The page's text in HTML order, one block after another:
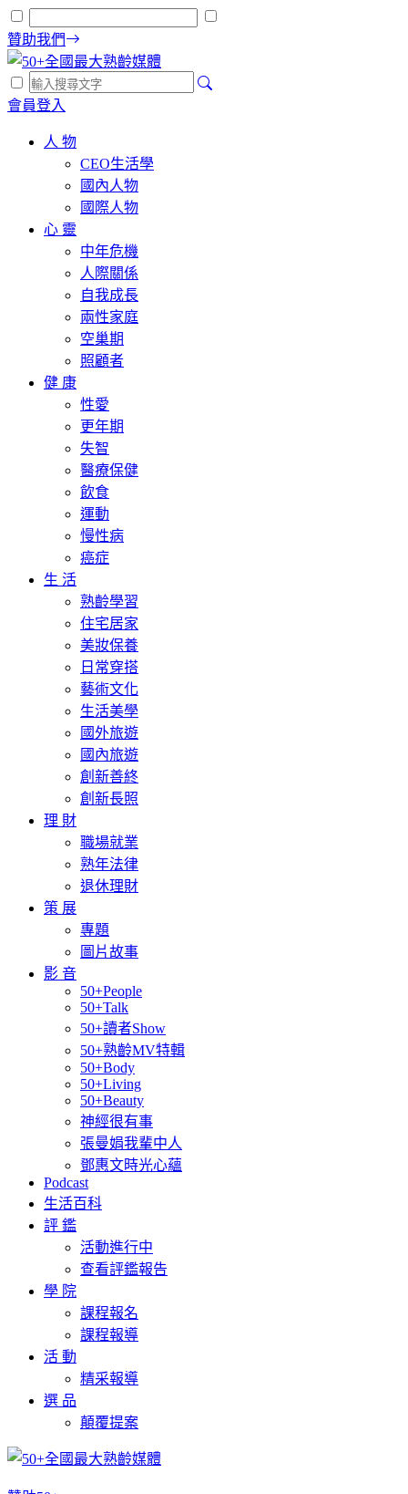
贊助我們
會員登入
人 物
CEO生活學
國內人物
國際人物
心 靈
中年危機
人際關係
自我成長
兩性家庭
空巢期
照顧者
健 康
性愛
更年期
失智
醫療保健
飲食
運動
慢性病
癌症
生 活
熟齡學習
住宅居家
美妝保養
日常穿搭
藝術文化
生活美學
國外旅遊
國內旅遊
創新善終
創新長照
理 財
職場就業
熟年法律
退休理財
策 展
專題
圖片故事
影 音
50+People
50+Talk
50+讀者Show
50+熟齡MV特輯
50+Body
50+Living
50+Beauty
神經很有事
張曼娟我輩中人
鄧惠文時光心蘊
Podcast
生活百科
評 鑑
活動進行中
查看評鑑報告
學 院
課程報名
課程報導
活 動
精采報導
選 品
顛覆提案